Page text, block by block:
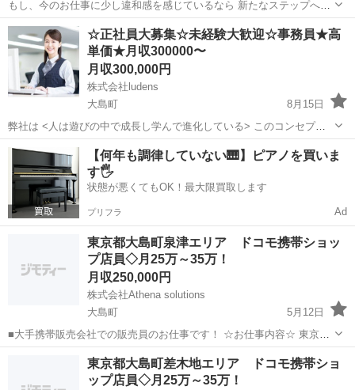
もし、今のお仕事に少し違和感を感じているなら 新たなステップへの
きっかけとして見てみませんか？ ・給与に対して疑問を感じている方
・毎日の忙しさに疲れを感じている方 ・プライベートの時間をもっと
大切にしたい方 ...
東京 大島町 事務 未経験
☆正社員大募集☆未経験大歓迎☆事務員★高
単価★月収300000〜
月収300,000円
株式会社ludens
大島町
8月15日
弊社は <人は遊びの中で成長し学んで進化している> このコンセプト
を元にスタッフ一人一人が楽しく尚且つ稼げるような仕組みづくりを
心掛けています！ あなたは今の仕事に満足していますか？ ・給料が低
い ・残業が多い...
東京 大島町 事務 業務
【何年も調律していない🎹】ピアノを買いま
す🖐️
状態が悪くてもOK！最大限買取します
プリフラ Ad
東京都大島町泉津エリア ドコモ携帯ショッ
プ店員◇月25万～35万！
月収250,000円
株式会社Athena solutions
大島町
5月12日
■大手携帯販売会社での販売員のお仕事です！ ☆お仕事内容☆ 東京都
大島町泉津を中心にドコモ携帯ショップでお客様への販売や携帯の操
作説明など行っていただきます。 こんな方を大大大募集しています！
【新しいことに...
その他
東京都大島町差木地エリア ドコモ携帯ショ
ップ店員◇月25万～35万！